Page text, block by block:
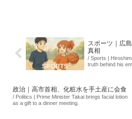
スポーツ｜広
真相
/ Sports |
truth behind his
政治｜高市首相、化粧水を手土産に会食
/ Politics | Prime Minister Takai brings facial lotion
as a gift to a dinner meeting.